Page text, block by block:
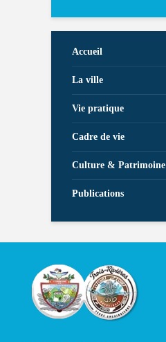
Accueil
La ville
Vie pratique
Cadre de vie
Culture & Patrimoine
Publications